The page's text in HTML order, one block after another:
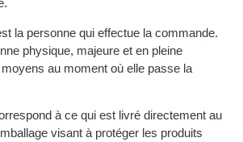
la personne qui effectue la commande.
physique, majeure et en pleine
au moment où elle passe la
à ce qui est livré directement au
visant à protéger les produits